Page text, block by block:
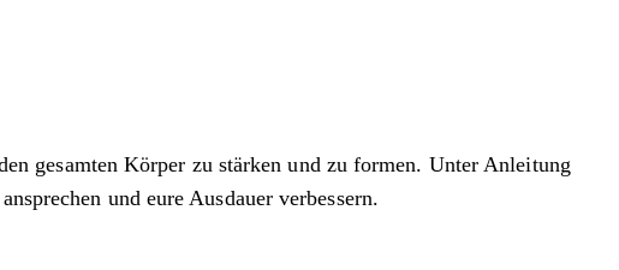
gesamten Körper zu stärken und zu formen. Unter Anleitung
und eure Ausdauer verbessern.